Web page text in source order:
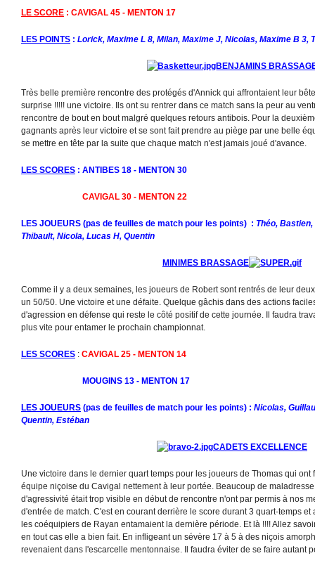
LE SCORE : CAVIGAL 45 - MENTON 17
LES POINTS : Lorick, Maxime L 8, Milan, Maxime J, Nicolas, Maxime B 3,
BENJAMINS
Très belle première rencontre des protégés d'Annick qui affrontaient leur
surprise !!!!! une victoire. Ils ont su rentrer dans ce match sans la peur au
rencontre de bout en bout malgré quelques retours antibois. Pour la
gagnants après leur victoire et se sont fait prendre au piège par une belle
se mettre en tête par la suite que chaque match n'est jamais joué d'avance.
LES SCORES : ANTIBES 18 - MENTON 30
CAVIGAL 30 - MENTON 22
LES JOUEURS (pas de feuilles de match pour les points) : Théo,
Thibault, Nicola, Lucas H, Quentin
MINIMES BRASSAGE
Comme il y a deux semaines, les joueurs de Robert sont rentrés de leur
un 50/50. Une victoire et une défaite. Quelque gâchis dans des actions
d'agression en défense qui reste le côté positif de cette journée. Il faudra
plus vite pour entamer le prochain championnat.
LES SCORES : CAVIGAL 25 - MENTON 14
MOUGINS 13 - MENTON 17
LES JOUEURS (pas de feuilles de match pour les points) : Nicolas,
Quentin, Estéban
CADETS EXCELLENCE
Une victoire dans le dernier quart temps pour les joueurs de Thomas qui
équipe niçoise du Cavigal nettement à leur portée. Beaucoup de
d'agressivité était trop visible en début de rencontre n'ont par permis à nos
d'entrée de match. C'est en courant derrière le score durant 3 quart-temps
les coéquipiers de Rayan entamaient la dernière période. Et là !!!! Allez
en tout cas elle a bien fait. En infligeant un sévère 17 à 5 à des niçois
revenaient dans l'escarcelle mentonnaise. Il faudra éviter de se faire autant